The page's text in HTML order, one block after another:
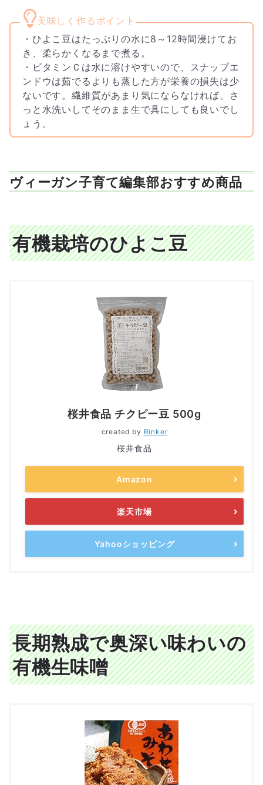
・ひよこ豆はたっぷりの水に8～12時間浸けてお
き、柔らかくなるまで煮る。
・ビタミンＣは水に溶けやすいので、スナップエ
ンドウは茹でるよりも蒸した方が栄養の損失は少
ないです。繊維質があまり気にならなければ、さ
っと水洗いしてそのまま生で具にしても良いでし
ょう。
ヴィーガン子育て編集部おすすめ商品
有機栽培のひよこ豆
桜井食品 チクピー豆 500g
created by Rinker
桜井食品
Amazon
楽天市場
Yahooショッピング
長期熟成で奥深い味わいの
有機生味噌